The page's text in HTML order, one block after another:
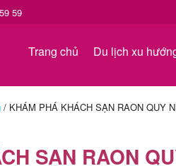
59
Trang chủ Du lịch xu
/ KHÁM PHÁ KHÁCH SẠN RAON QUY
SẠN RAON